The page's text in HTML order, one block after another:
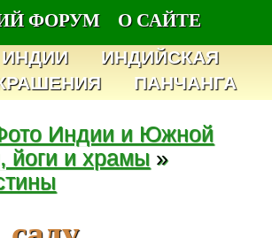
ФОРУМ
О САЙТЕ
ИНДИЙСКАЯ
ПАНЧАНГА
Индии и Южной
йоги и храмы »